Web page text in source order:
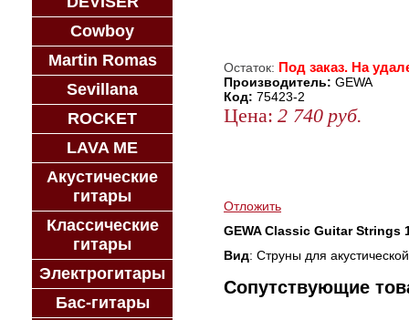
Остаток: Под заказ. На
Производитель: GEWA
Код: 75423-2
Цена: 2 740 руб.
Отложить
GEWA Classic Guitar Strings
Вид: Струны для
Сопутствующие
Cowboy
Martin Romas
Sevillana
ROCKET
LAVA ME
Акустические
гитары
Классические
гитары
Электрогитары
Бас-гитары